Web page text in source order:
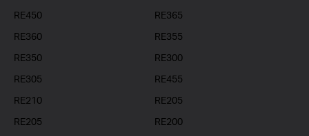
RE450
RE365
RE360
RE355
RE350
RE300
RE305
RE455
RE210
RE205
RE205
RE200